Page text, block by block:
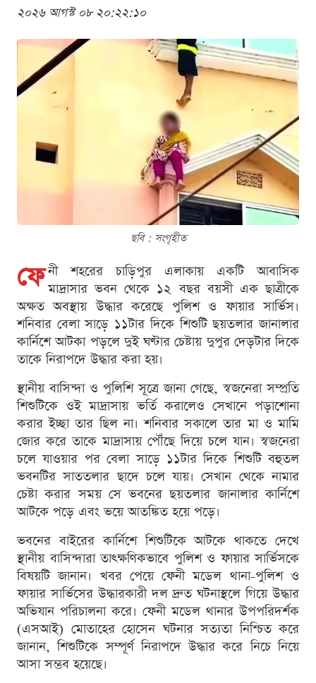
২০২৬ আগস্ট ০৮ ২০:২২:১০
ছবি : সংগৃহীত
ফে নী শহরের চাড়িপুর এলাকায় একটি আবাসিক
মাদ্রাসার ভবন থেকে ১২ বছর বয়সী এক ছাত্রীকে
অক্ষত অবস্থায় উদ্ধার করেছে পুলিশ ও ফায়ার সার্ভিস।
শনিবার বেলা সাড়ে ১১টার দিকে শিশুটি ছয়তলার জানালার
কার্নিশে আটকা পড়লে দুই ঘণ্টার চেষ্টায় দুপুর দেড়টার দিকে
তাকে নিরাপদে উদ্ধার করা হয়।
স্থানীয় বাসিন্দা ও পুলিশি সূত্রে জানা গেছে, স্বজনেরা সম্প্রতি
শিশুটিকে ওই মাদ্রাসায় ভর্তি করালেও সেখানে পড়াশোনা
করার ইচ্ছা তার ছিল না। শনিবার সকালে তার মা ও মামি
জোর করে তাকে মাদ্রাসায় পৌঁছে দিয়ে চলে যান। স্বজনেরা
চলে যাওয়ার পর বেলা সাড়ে ১১টার দিকে শিশুটি বহুতল
ভবনটির সাততলার ছাদে চলে যায়। সেখান থেকে নামার
চেষ্টা করার সময় সে ভবনের ছয়তলার জানালার কার্নিশে
আটকে পড়ে এবং ভয়ে আতঙ্কিত হয়ে পড়ে।
ভবনের বাইরের কার্নিশে শিশুটিকে আটকে থাকতে দেখে
স্থানীয় বাসিন্দারা তাৎক্ষণিকভাবে পুলিশ ও ফায়ার সার্ভিসকে
বিষয়টি জানান। খবর পেয়ে ফেনী মডেল থানা-পুলিশ ও
ফায়ার সার্ভিসের উদ্ধারকারী দল দ্রুত ঘটনাস্থলে গিয়ে উদ্ধার
অভিযান পরিচালনা করে। ফেনী মডেল থানার উপপরিদর্শক
(এসআই) মোতাহের হোসেন ঘটনার সত্যতা নিশ্চিত করে
জানান, শিশুটিকে সম্পূর্ণ নিরাপদে উদ্ধার করে নিচে নিয়ে
আসা সম্ভব হয়েছে।